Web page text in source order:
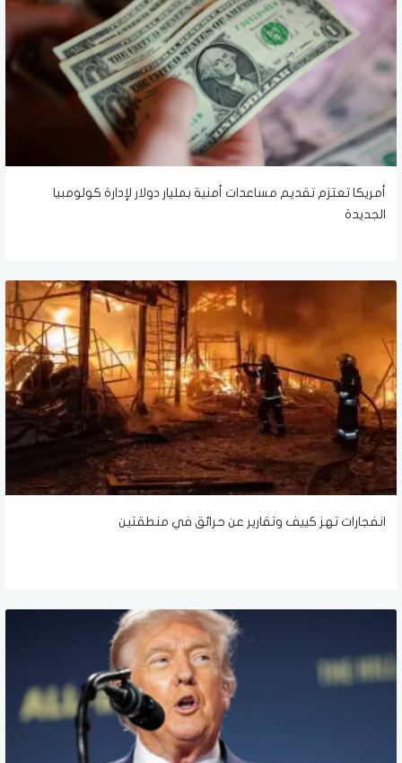
أمريكا تعتزم تقديم مساعدات أمنية بمليار دولار لإدارة كولومبيا
الجديدة
انفجارات تهز كييف وتقارير عن حرائق في منطقتين